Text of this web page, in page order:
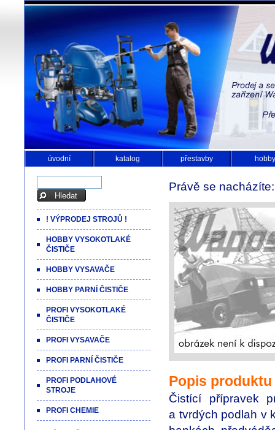
úvodní katalog přestavby hobby
Právě se
Popis produktu
Čistící přípravek
a tvrdých podlah v
! VÝPRODEJ STROJŮ !
HOBBY VYSOKOTLAKÉ
ČISTIČE
HOBBY VYSAVAČE
HOBBY PARNÍ ČISTIČE
PROFI VYSOKOTLAKÉ
ČISTIČE
PROFI VYSAVAČE
PROFI PARNÍ ČISTIČE
PROFI PODLAHOVÉ
STROJE
PROFI CHEMIE